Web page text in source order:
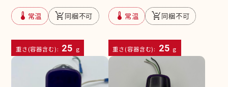
device_thermostat 常温 remove_shopping_cart同梱不可
重さ(容器含む): 25 g
device_thermostat 常温 remove_shopping_cart同梱不可
重さ(容器含む): 25 g